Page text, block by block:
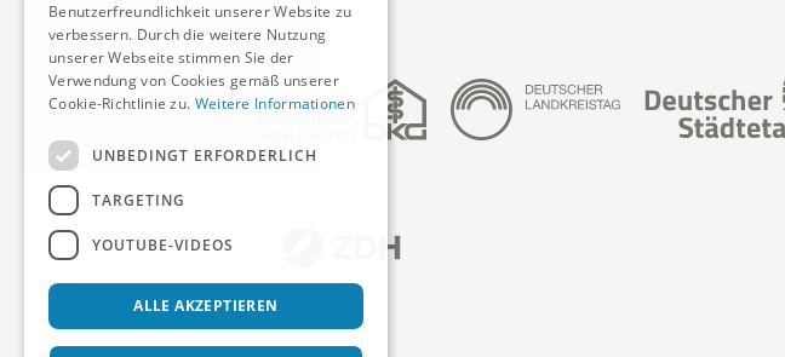
Benutzerfreundlichkeit unserer Website zu
verbessern. Durch die weitere Nutzung
unserer Webseite stimmen Sie der
Verwendung von Cookies gemäß unserer
Cookie-Richtlinie zu. Weitere Informationen
UNBEDINGT ERFORDERLICH
TARGETING
YOUTUBE-VIDEOS
ALLE AKZEPTIEREN